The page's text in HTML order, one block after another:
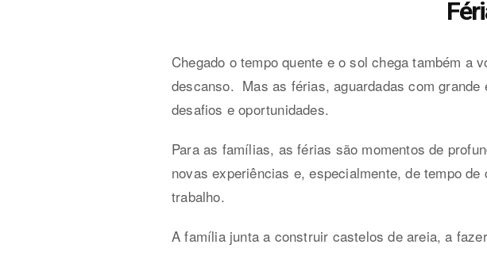
Chegado o tempo quente e o sol chega também a
descanso. Mas as férias, aguardadas com
desafios e oportunidades.
Para as famílias, as férias são momentos de
novas experiências e, especialmente, de tempo
trabalho.
A família junta a construir castelos de areia, a